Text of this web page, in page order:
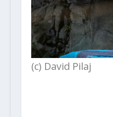
(c) David Pilaj